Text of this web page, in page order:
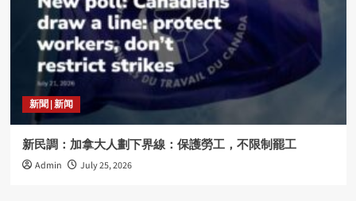
新聞 | 新闻
新民調：加拿大人劃下界線：保護勞工，不限制罷工
Admin July 25, 2026